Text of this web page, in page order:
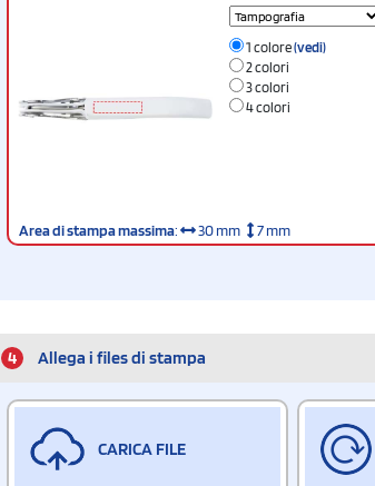
1 colore(vedi)
2 colori
3 colori
4 colori
Area di stampa massima: 30 mm 7 mm
4 Allega i files di stampa
CARICA FILE